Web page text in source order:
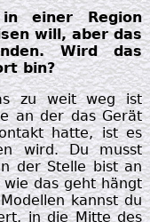
einer Region
will, aber das
Wird das
bin?
zu weit weg ist
an der das Gerät
hatte, ist es
wird. Du musst
der Stelle bist an
das geht hängt
kannst du
in die Mitte des